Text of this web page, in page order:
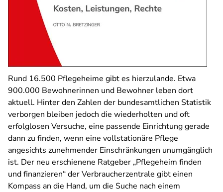
Rund 16.500 Pflegeheime gibt es hierzulande. Etwa
900.000 Bewohnerinnen und Bewohner leben dort
aktuell. Hinter den Zahlen der bundesamtlichen Statistik
verborgen bleiben jedoch die wiederholten und oft
erfolglosen Versuche, eine passende Einrichtung gerade
dann zu finden, wenn eine vollstationäre Pflege
angesichts zunehmender Einschränkungen unumgänglich
ist. Der neu erschienene Ratgeber „Pflegeheim finden
und finanzieren“ der Verbraucherzentrale gibt einen
Kompass an die Hand, um die Suche nach einem